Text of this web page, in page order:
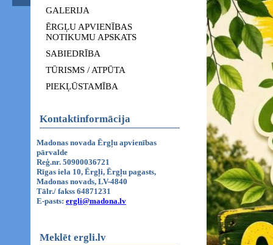
GALERIJA
ĒRGĻU APVIENĪBAS
NOTIKUMU APSKATS
SABIEDRĪBA
TŪRISMS / ATPŪTA
PIEKĻŪSTAMĪBA
Kontaktinformācija
Madonas novada Ērgļu apvienības
pārvalde
Reģ.nr. 50900036721
Rīgas iela 10, Ērgļi, Ērgļu pagasts,
Madonas novads, LV-4840
Tālr./ fakss 64871231
E-pasts: ergli@madona.lv
Meklēt ergli.lv